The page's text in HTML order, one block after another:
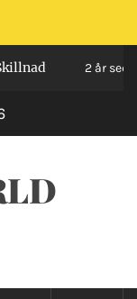
2 år sedan Så